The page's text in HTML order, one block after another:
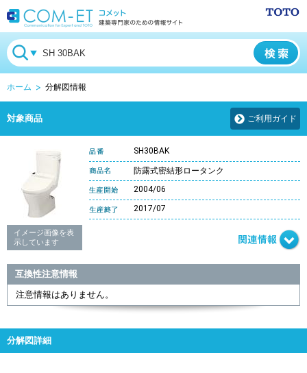
ホーム 分解図情報
対象商品 ご利用ガイド
イメージ画像を表
示しています
SH30BAK
防露式密結形ロータンク
2004/06
2017/07
互換性注意情報
注意情報はありません。
分解図詳細